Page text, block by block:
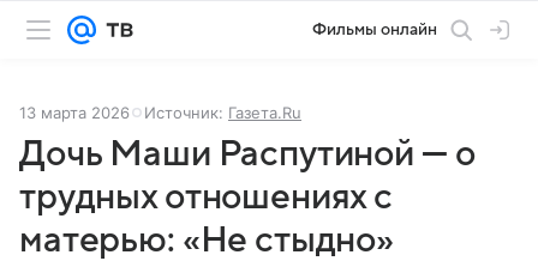
Фильмы онлайн
13 марта 2026 Источник: Газета.Ru
Дочь Маши Распутиной — о
трудных отношениях с
матерью: «Не стыдно»